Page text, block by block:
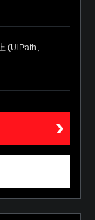
(UiPath、